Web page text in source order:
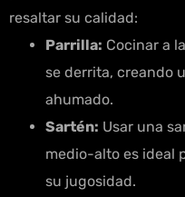
resaltar su calidad:
Parrilla: Cocinar a
se derrita, creando
ahumado.
Sartén: Usar una
medio-alto es ideal
su jugosidad.